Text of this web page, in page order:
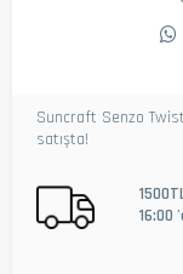
Suncraft Senzo
satışta!
16:00